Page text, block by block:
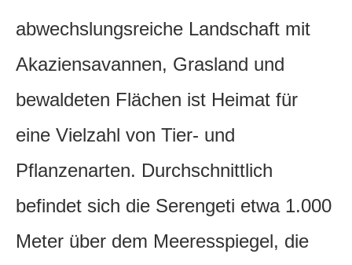
abwechslungsreiche Landschaft mit
Akaziensavannen, Grasland und
bewaldeten Flächen ist Heimat für
eine Vielzahl von Tier- und
Pflanzenarten. Durchschnittlich
befindet sich die Serengeti etwa 1.000
Meter über dem Meeresspiegel, die